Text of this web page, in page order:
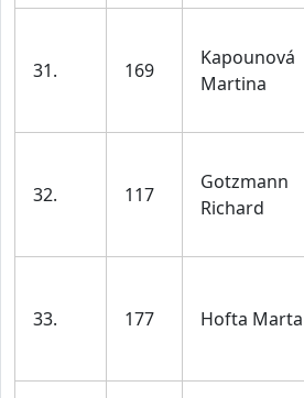
31. 169
Kapounová
Martina
32. 117
Gotzmann
Richard
33. 177 Hofta Marta